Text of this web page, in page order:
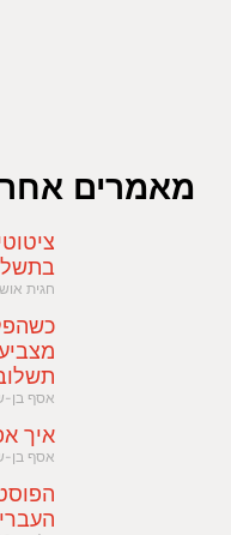
מאמרים
חגית
אסף
איך
אסף